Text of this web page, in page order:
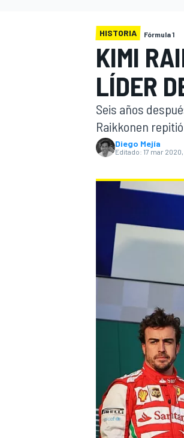
WEC
HISTORIA Fórmula 1
KIMI
LÍDER
Seis años
Raikkonen
Diego Mejía
Editado: 17 mar 2020,